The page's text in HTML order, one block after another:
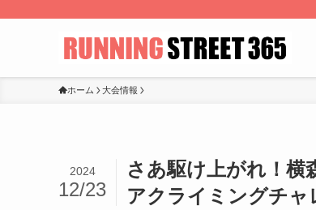
ホーム 大会情報
さあ駆け上がれ！横
アクライミングチャ
2024
12/23